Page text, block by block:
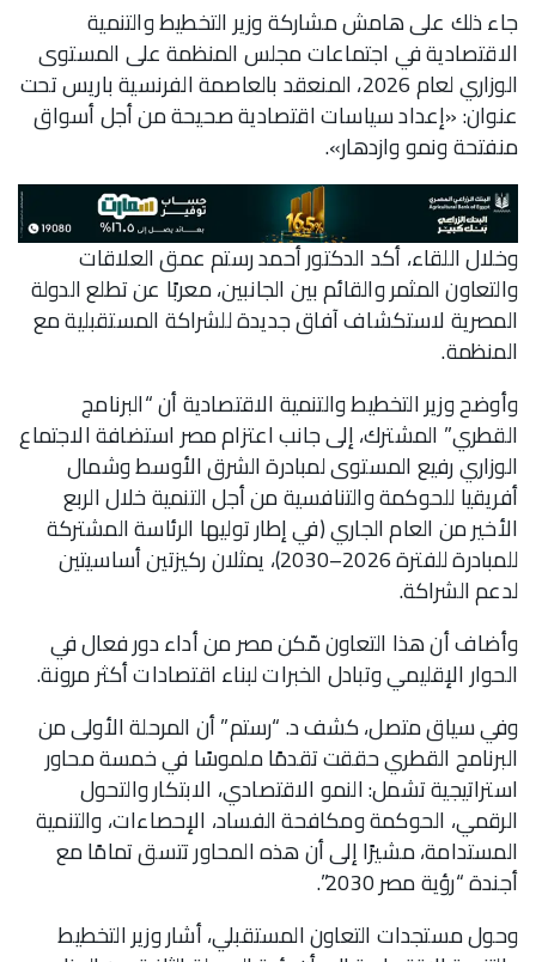
جاء ذلك على هامش مشاركة وزير التخطيط والتنمية
الاقتصادية في اجتماعات مجلس المنظمة على المستوى
الوزاري لعام 2026، المنعقد بالعاصمة الفرنسية باريس تحت
عنوان: «إعداد سياسات اقتصادية صحيحة من أجل أسواق
منفتحة ونمو وازدهار».
وخلال اللقاء، أكد الدكتور أحمد رستم عمق العلاقات
والتعاون المثمر والقائم بين الجانبين، معربًا عن تطلع الدولة
المصرية لاستكشاف آفاق جديدة للشراكة المستقبلية مع
المنظمة.
وأوضح وزير التخطيط والتنمية الاقتصادية أن “البرنامج
القطري” المشترك، إلى جانب اعتزام مصر استضافة الاجتماع
الوزاري رفيع المستوى لمبادرة الشرق الأوسط وشمال
أفريقيا للحوكمة والتنافسية من أجل التنمية خلال الربع
الأخير من العام الجاري (في إطار توليها الرئاسة المشتركة
للمبادرة للفترة 2026–2030)، يمثلان ركيزتين أساسيتين
لدعم الشراكة.
وأضاف أن هذا التعاون مّكن مصر من أداء دور فعال في
الحوار الإقليمي وتبادل الخبرات لبناء اقتصادات أكثر مرونة.
وفي سياق متصل، كشف د. “رستم” أن المرحلة الأولى من
البرنامج القطري حققت تقدمًا ملموسًا في خمسة محاور
استراتيجية تشمل: النمو الاقتصادي، الابتكار والتحول
الرقمي، الحوكمة ومكافحة الفساد، الإحصاءات، والتنمية
المستدامة، مشيرًا إلى أن هذه المحاور تتسق تمامًا مع
أجندة “رؤية مصر 2030”.
وحول مستجدات التعاون المستقبلي، أشار وزير التخطيط